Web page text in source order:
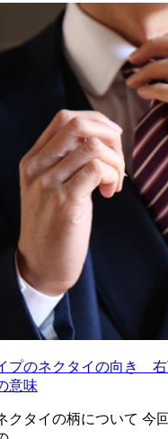
プのネクタイの向き
意味
クタイの柄について 今